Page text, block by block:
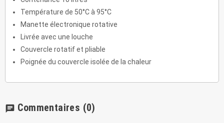
Température de 50°C à 95°C
Manette électronique rotative
Livrée avec une louche
Couvercle rotatif et pliable
Poignée du couvercle isolée de la chaleur
chat Commentaires (0)